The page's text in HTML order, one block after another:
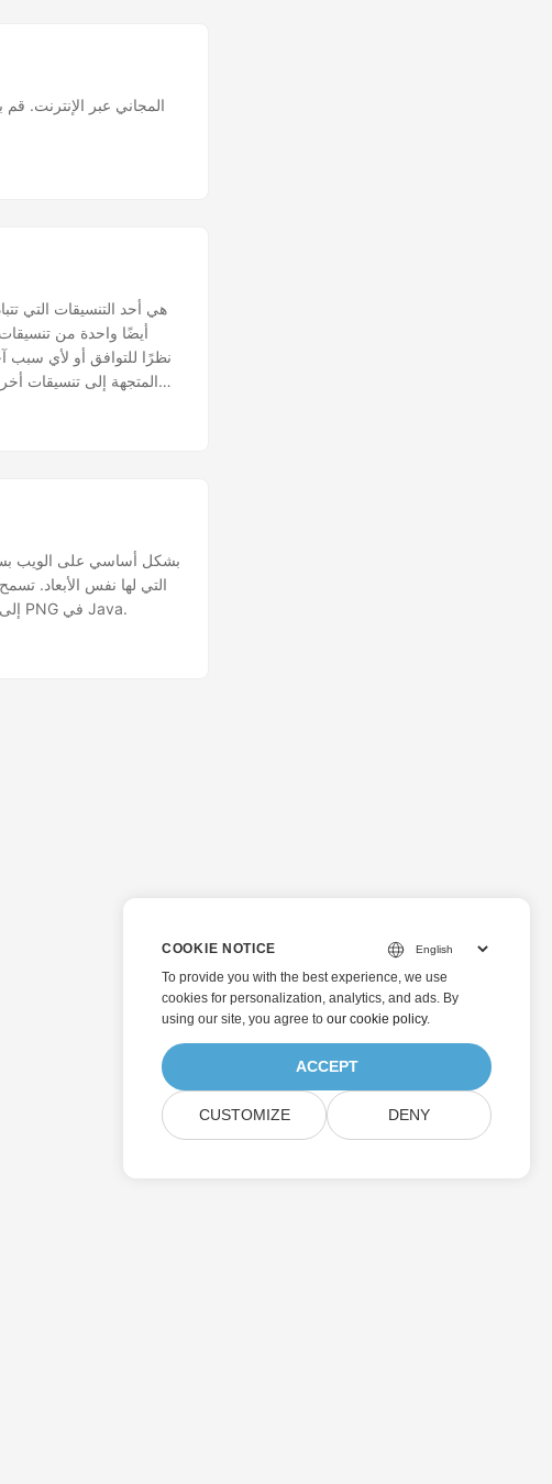
في تحويل الصور من تنسيق إلى آخر. تتناول هذه المقالة كيفية تحويل متجهات SVG إلى صور PNG في Java.
COOKIE NOTICE
To provide you with the best experience, we use
cookies for personalization, analytics, and ads. By
using our site, you agree to our cookie policy.
ACCEPT
CUSTOMIZE DENY